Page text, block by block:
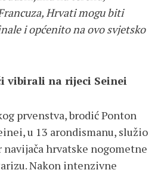
Hrvati mogu biti
i općenito na ovo svjetsko
vibirali na rijeci Seinei
prvenstva, brodić Ponton
u 13 arondismanu, služio
navijača hrvatske nogometne
Nakon intenzivne